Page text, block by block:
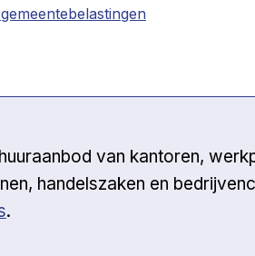
van kantoren,
handelszaken en
.